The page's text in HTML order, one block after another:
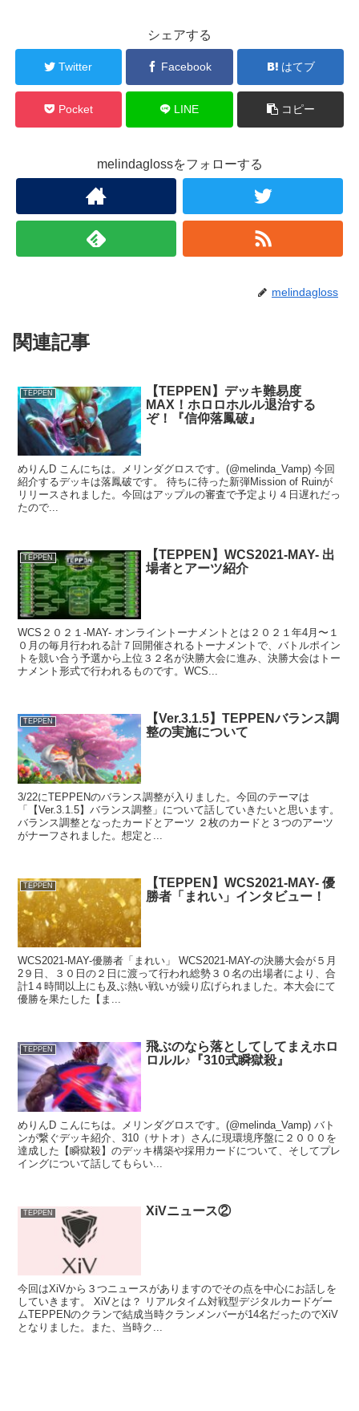
シェアする
Twitter Facebook はてブ
Pocket LINE コピー
melindaglossをフォローする
melindagloss
関連記事
TEPPEN
【TEPPEN】デッキ難易度
MAX！ホロロホルル退治する
ぞ！『信仰落鳳破』
めりんD こんにちは。メリンダグロスです。(@melinda_Vamp) 今回
紹介するデッキは落鳳破です。 待ちに待った新弾Mission of Ruinが
リリースされました。今回はアップルの審査で予定より４日遅れだっ
たので...
TEPPEN
【TEPPEN】WCS2021-MAY- 出
場者とアーツ紹介
WCS２０２１-MAY- オンライントーナメントとは２０２１年4月〜１
０月の毎月行われる計７回開催されるトーナメントで、バトルポイン
トを競い合う予選から上位３２名が決勝大会に進み、決勝大会はトー
ナメント形式で行われるものです。WCS...
TEPPEN
【Ver.3.1.5】TEPPENバランス調
整の実施について
3/22にTEPPENのバランス調整が入りました。今回のテーマは
「【Ver.3.1.5】バランス調整」について話していきたいと思います。
バランス調整となったカードとアーツ ２枚のカードと３つのアーツ
がナーフされました。想定と...
TEPPEN
【TEPPEN】WCS2021-MAY- 優
勝者「まれい」インタビュー！
WCS2021-MAY-優勝者「まれい」 WCS2021-MAY-の決勝大会が５月
2９日、３０日の２日に渡って行われ総勢３０名の出場者により、合
計1４時間以上にも及ぶ熱い戦いが繰り広げられました。本大会にて
優勝を果たした【ま...
TEPPEN
飛ぶのなら落としてしてまえホロ
ロルル♪『310式瞬獄殺』
めりんD こんにちは。メリンダグロスです。(@melinda_Vamp) バト
ンが繋ぐデッキ紹介、310（サトオ）さんに現環境序盤に２０００を
達成した【瞬獄殺】のデッキ構築や採用カードについて、そしてプレ
イングについて話してもらい...
TEPPEN XiVニュース②
今回はXiVから３つニュースがありますのでその点を中心にお話しを
していきます。 XiVとは？ リアルタイム対戦型デジタルカードゲー
ムTEPPENのクランで結成当時クランメンバーが14名だったのでXiV
となりました。また、当時ク...